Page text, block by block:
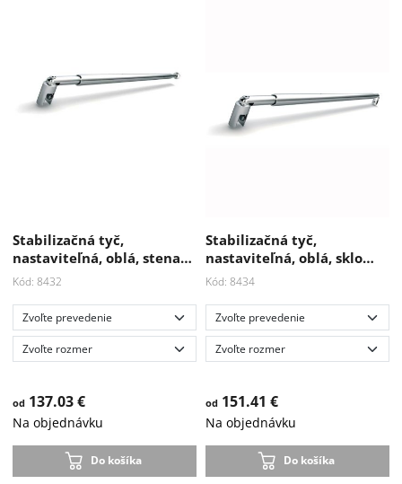
Stabilizačná tyč,
nastaviteľná, oblá, stena…
Kód: 8432
od137.03 €
Na objednávku
Do košíka
Stabilizačná tyč,
nastaviteľná, oblá, sklo…
Kód: 8434
od 151.41 €
Na objednávku
Do košíka